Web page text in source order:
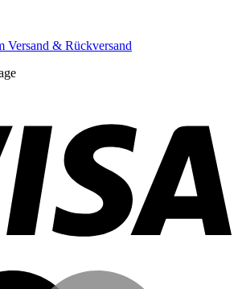
Versand & Rückversand